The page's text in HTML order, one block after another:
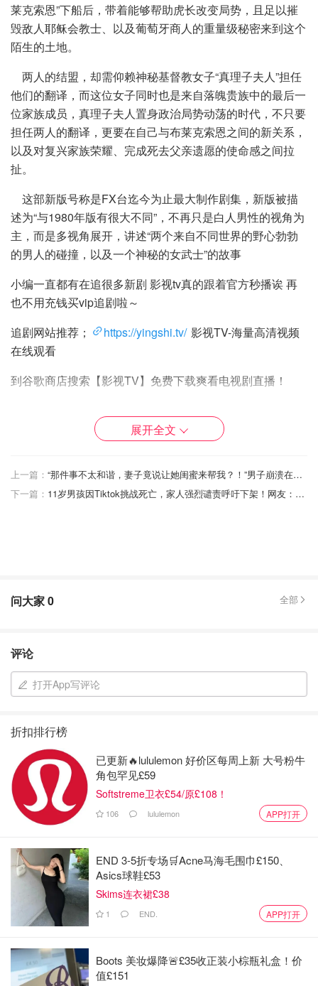
莱克索恩”下船后，带着能够帮助虎长改变局势，且足以摧
毁敌人耶稣会教士、以及葡萄牙商人的重量级秘密来到这个
陌生的土地。
两人的结盟，却需仰赖神秘基督教女子“真理子夫人”担任
他们的翻译，而这位女子同时也是来自落魄贵族中的最后一
位家族成员，真理子夫人置身政治局势动荡的时代，不只要
担任两人的翻译，更要在自己与布莱克索恩之间的新关系，
以及对复兴家族荣耀、完成死去父亲遗愿的使命感之间拉
扯。
这部新版号称是FX台迄今为止最大制作剧集，新版被描
述为“与1980年版有很大不同”，不再只是白人男性的视角为
主，而是多视角展开，讲述“两个来自不同世界的野心勃勃
的男人的碰撞，以及一个神秘的女武士”的故事
小编一直都有在追很多新剧 影视tv真的跟着官方秒播诶 再
也不用充钱买vip追剧啦～
追剧网站推荐；
https://yingshi.tv/ 影视TV-海量高清视频
在线观看
到谷歌商店搜索【影视TV】免费下载爽看电视剧直播！
id=com.yingshitv&hl=en&gl=US
展开全文
上一篇：
“那件事不太和谐，妻子竟说让她闺蜜来帮我？！”男子崩溃在线求助：我该咋办！
下一篇：
11岁男孩因Tiktok挑战死亡，家人强烈谴责呼吁下架！网友：故意妖魔化！
问大家0 全部
评论
打开App写评论
折扣排行榜
已更新🔥lululemon 好价区每周上新 大号粉牛
角包罕见£59
Softstreme卫衣£54/原£108！
106 lululemon APP打开
END 3-5折专场🛒Acne马海毛围巾£150、
Asics球鞋£53
Skims连衣裙£38
1 END. APP打开
Boots 美妆爆降🚨£35收正装小棕瓶礼盒！价
值£151